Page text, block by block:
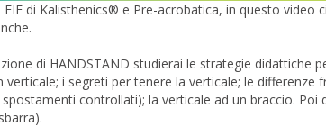
di Kalisthenics® e Pre-acrobatica, in questo
di HANDSTAND studierai le strategie didattiche
i segreti per tenere la verticale; le
controllati); la verticale ad un braccio.